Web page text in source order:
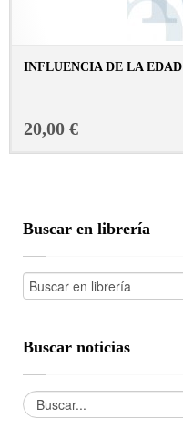
INFLUENCIA DE LA
20,00 €
Buscar en librería
Buscar noticias